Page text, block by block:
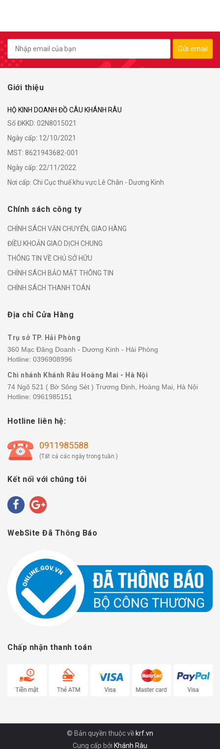
Gửi email
Giới thiệu
HỘ KINH DOANH ĐỒ CÂU KHÁNH RÂU
Số ĐKKD: 02N8015021
Ngày cấp: 12/10/2021
MST: 8621943682-001
Ngày cấp: 22/11/2022
Nơi cấp: Chi Cục thuế khu vực Lê Chân - Dương Kinh
Chính sách công ty
CHÍNH SÁCH VẬN CHUYỂN, GIAO HÀNG
ĐIỀU KHOẢN GIAO DỊCH CHUNG
THÔNG TIN VỀ CHỦ SỞ HỮU
CHÍNH SÁCH BẢO MẬT THÔNG TIN
CHÍNH SÁCH THANH TOÁN
Địa chỉ Cửa Hàng
Trụ sở TP. Hải Phòng
360 Mạc Đăng Doanh - Dương Kinh - Hải Phòng
Hotline: 0396908996
Chi nhánh Khánh Râu Hoàng Mai - Hà Nội
74 Ngõ 521 ( Bờ Sông Sét ) Trương Định, Hoàng Mai, Hà Nội
Hotline: 0961985151
Hotline liên hệ:
0911985588
(Tất cả các ngày trong tuần )
Kết nối với chúng tôi
WebSite Đã Thông Báo
Chấp nhận thanh toán
© Bản quyền thuộc về krf.vn
Cung cấp bởi Khánh Râu